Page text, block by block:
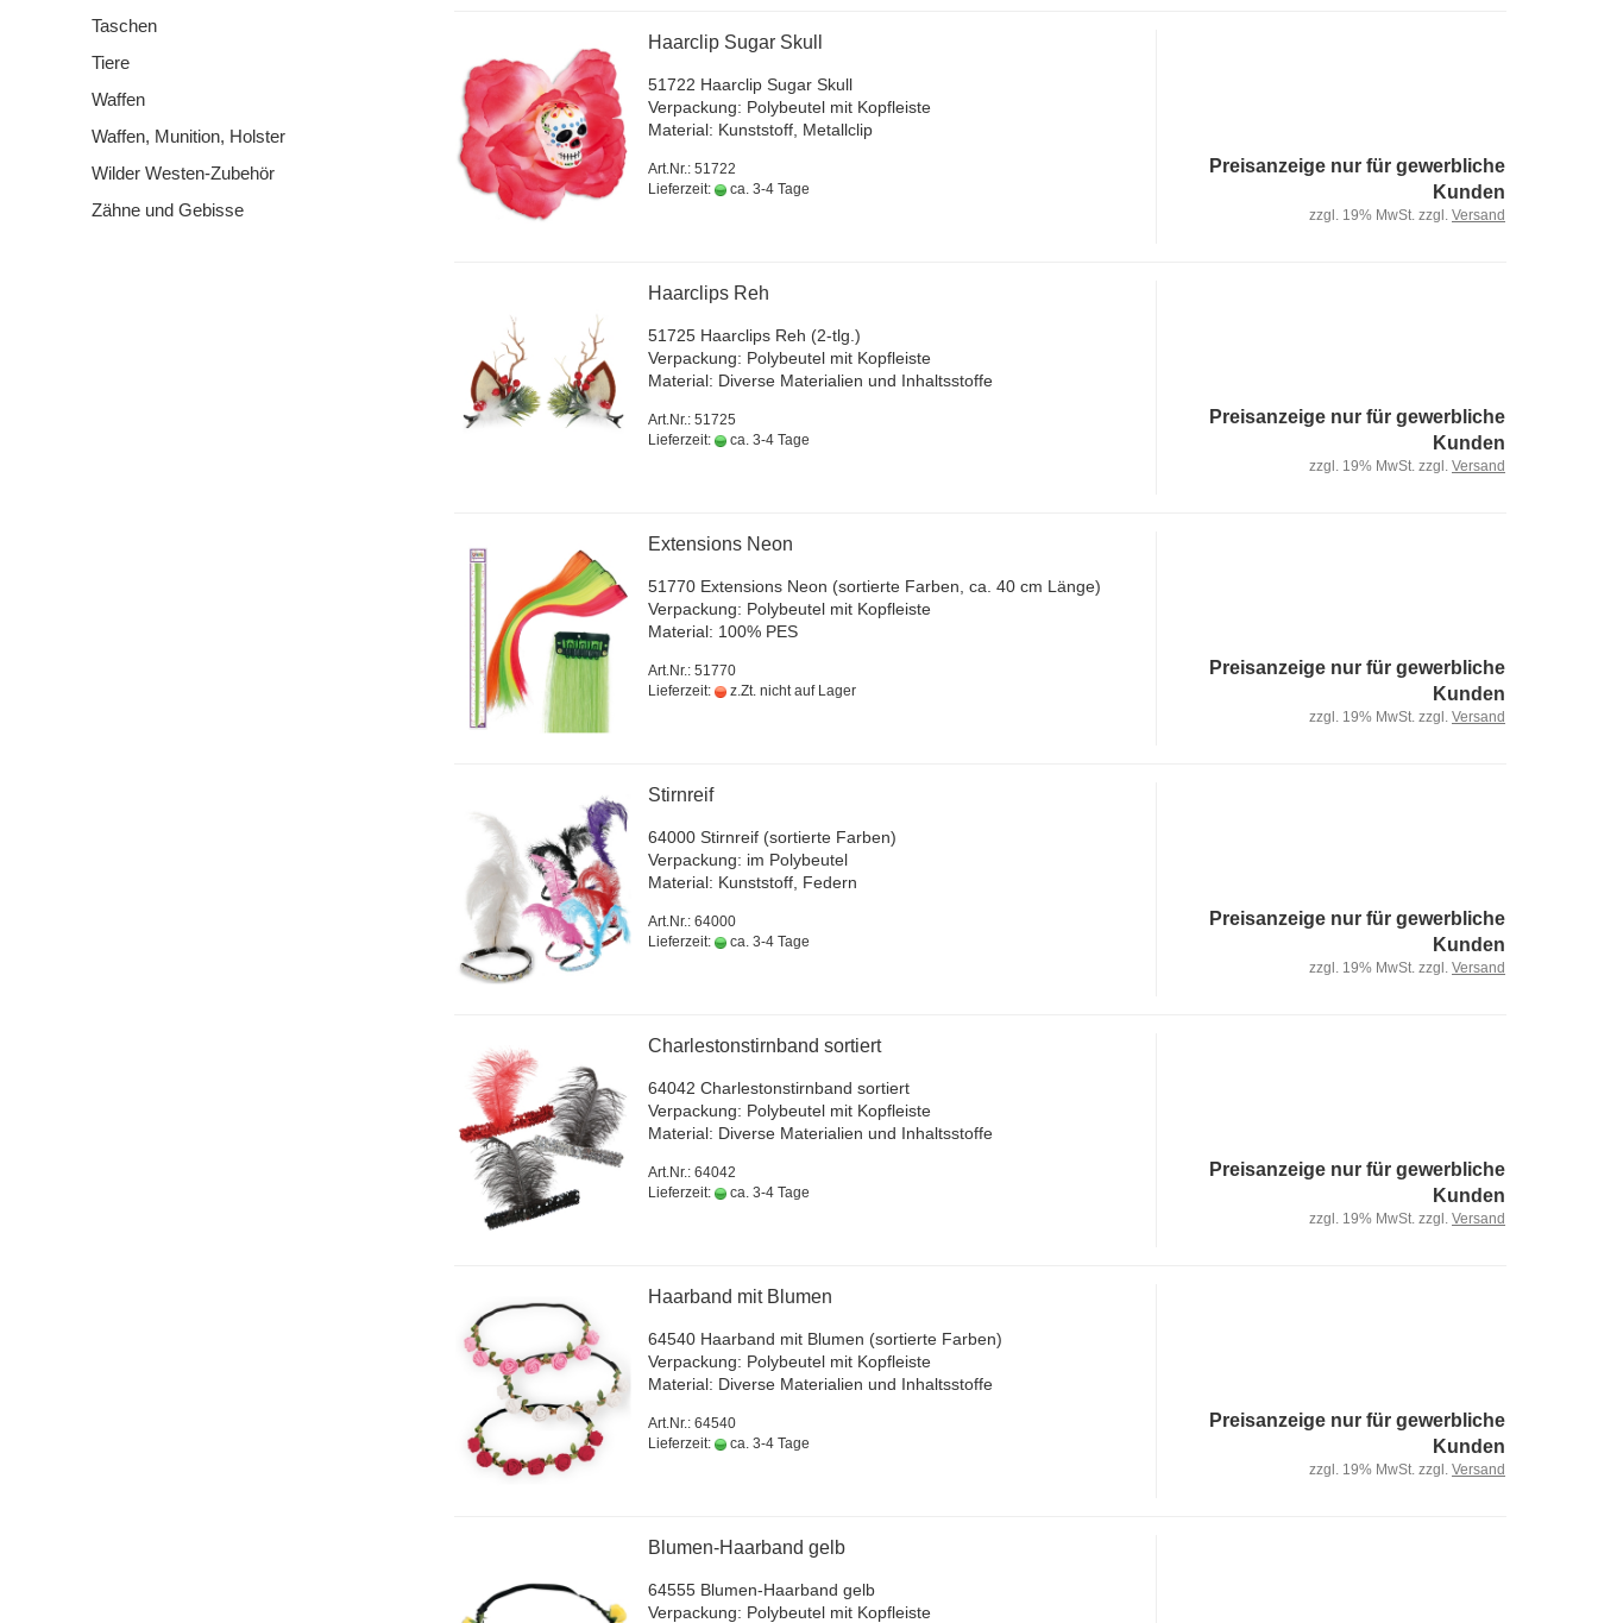
Haar­clip Sugar Skull
51722 Haar­clip Sugar Skull
Ver­pa­ckung: Po­ly­beu­tel mit Kopf­leis­te
Ma­te­ri­al: Kunst­stoff, Me­tall­clip
Art.Nr.: 51722
Lieferzeit:
ca. 3-4 Tage
Preisanzeige nur für gewerbliche
Kunden
zzgl. 19% MwSt. zzgl. Versand
Haar­clips Reh
51725 Haar­clips Reh (2-tlg.)
Ver­pa­ckung: Po­ly­beu­tel mit Kopf­leis­te
Ma­te­ri­al: Di­ver­se Ma­te­ria­li­en und In­halts­stof­fe
Art.Nr.: 51725
Lieferzeit:
ca. 3-4 Tage
Preisanzeige nur für gewerbliche
Kunden
zzgl. 19% MwSt. zzgl. Versand
Ex­ten­si­ons Neon
51770 Ex­ten­si­ons Neon (sor­tier­te Far­ben, ca. 40 cm Länge)
Ver­pa­ckung: Po­ly­beu­tel mit Kopf­leis­te
Ma­te­ri­al: 100% PES
Art.Nr.: 51770
Lieferzeit:
z.Zt. nicht auf Lager
Preisanzeige nur für gewerbliche
Kunden
zzgl. 19% MwSt. zzgl. Versand
Stirn­reif
64000 Stirn­reif (sor­tier­te Far­ben)
Ver­pa­ckung: im Po­ly­beu­tel
Ma­te­ri­al: Kunst­stoff, Fe­dern
Art.Nr.: 64000
Lieferzeit:
ca. 3-4 Tage
Preisanzeige nur für gewerbliche
Kunden
zzgl. 19% MwSt. zzgl. Versand
Charles­ton­stirn­band sor­tiert
64042 Charles­ton­stirn­band sor­tiert
Ver­pa­ckung: Po­ly­beu­tel mit Kopf­leis­te
Ma­te­ri­al: Di­ver­se Ma­te­ria­li­en und In­halts­stof­fe
Art.Nr.: 64042
Lieferzeit:
ca. 3-4 Tage
Preisanzeige nur für gewerbliche
Kunden
zzgl. 19% MwSt. zzgl. Versand
Haar­band mit Blu­men
64540 Haar­band mit Blu­men (sor­tier­te Far­ben)
Ver­pa­ckung: Po­ly­beu­tel mit Kopf­leis­te
Ma­te­ri­al: Di­ver­se Ma­te­ria­li­en und In­halts­stof­fe
Art.Nr.: 64540
Lieferzeit:
ca. 3-4 Tage
Preisanzeige nur für gewerbliche
Kunden
zzgl. 19% MwSt. zzgl. Versand
Blumen-​​Haar­band gelb
64555 Blumen-​Haarband gelb
Ver­pa­ckung: Po­ly­beu­tel mit Kopf­leis­te
Taschen
Tiere
Waffen
Waffen, Munition, Holster
Wilder Westen-Zubehör
Zähne und Gebisse